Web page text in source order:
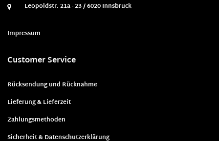
Leopoldstr. 21a - 23 / 6020 Innsbruck
Impressum
Customer Service
Rücksendung und Rücknahme
Lieferung & Lieferzeit
Zahlungsmethoden
Sicherheit & Datenschutzerklärung